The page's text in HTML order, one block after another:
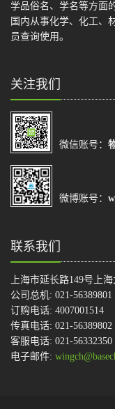
学品俗名、学名等方面
国内从事化学、化工、
员查询使用。
关注我们
微信账号：
微博账号：
联系我们
上海市延长路149号上
公司总机: 021-56389801
订购电话: 4007001514
传真电话: 021-56389802
客服电话: 021-56332350
电子邮件: